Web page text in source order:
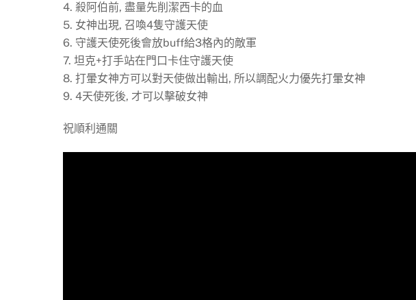
4. 殺阿伯前, 盡量先削潔西卡的血
5. 女神出現, 召喚4隻守護天使
6. 守護天使死後會放buff給3格內的敵軍
7. 坦克+打手站在門口卡住守護天使
8. 打暈女神方可以對天使做出輸出, 所以調配火力優先打暈女神
9. 4天使死後, 才可以擊破女神
祝順利通關